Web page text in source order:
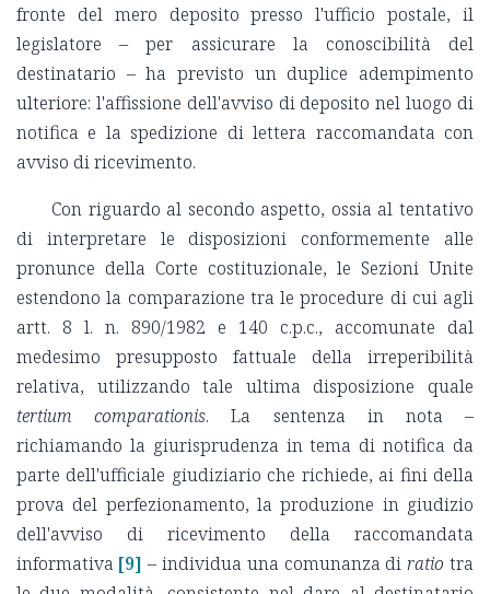
fronte del mero deposito presso l'ufficio postale, il
legislatore – per assicurare la conoscibilità del
destinatario – ha previsto un duplice adempimento
ulteriore: l'affissione dell'avviso di deposito nel luogo di
notifica e la spedizione di lettera raccomandata con
avviso di ricevimento.
Con riguardo al secondo aspetto, ossia al tentativo
di interpretare le disposizioni conformemente alle
pronunce della Corte costituzionale, le Sezioni Unite
estendono la comparazione tra le procedure di cui agli
artt. 8 l. n. 890/1982 e 140 c.p.c., accomunate dal
medesimo presupposto fattuale della irreperibilità
relativa, utilizzando tale ultima disposizione quale
tertium comparationis. La sentenza in nota –
richiamando la giurisprudenza in tema di notifica da
parte dell'ufficiale giudiziario che richiede, ai fini della
prova del perfezionamento, la produzione in giudizio
dell'avviso di ricevimento della raccomandata
informativa [9] – individua una comunanza diratio tra